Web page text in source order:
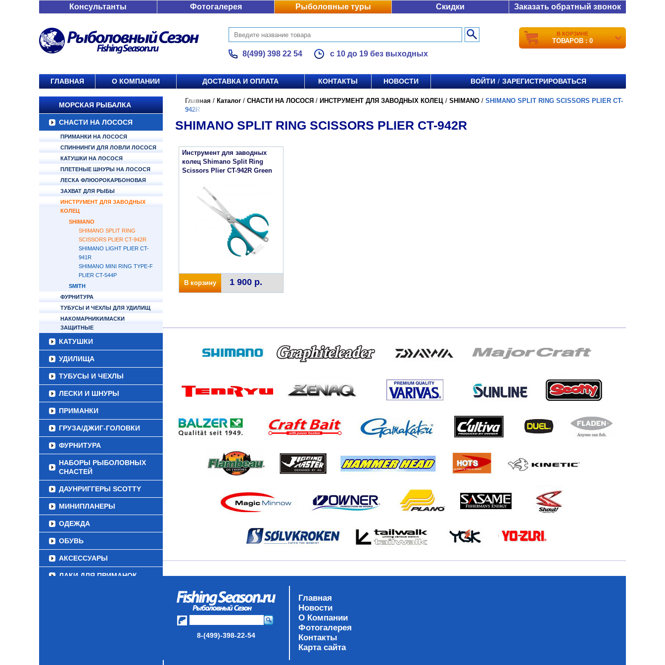
Консультанты Фотогалерея Рыболовные туры Скидки Заказать обратный звонок
8(499) 398 22 54 с 10 до 19 без выходных
В КОРЗИНЕ
ТОВАРОВ : 0
ГЛАВНАЯ О КОМПАНИИ ДОСТАВКА И ОПЛАТА КОНТАКТЫ НОВОСТИ ВОЙТИ / ЗАРЕГИСТРИРОВАТЬСЯ
МОРСКАЯ РЫБАЛКА
СНАСТИ НА ЛОСОСЯ
ПРИМАНКИ НА ЛОСОСЯ
СПИННИНГИ ДЛЯ ЛОВЛИ ЛОСОСЯ
КАТУШКИ НА ЛОСОСЯ
ПЛЕТЕНЫЕ ШНУРЫ НА ЛОСОСЯ
ЛЕСКА ФЛЮОРОКАРБОНОВАЯ
ЗАХВАТ ДЛЯ РЫБЫ
ИНСТРУМЕНТ ДЛЯ ЗАВОДНЫХ
КОЛЕЦ
SHIMANO
SHIMANO SPLIT RING
SCISSORS PLIER CT-942R
SHIMANO LIGHT PLIER CT-
941R
SHIMANO MINI RING TYPE-F
PLIER CT-544P
SMITH
ФУРНИТУРА
ТУБУСЫ И ЧЕХЛЫ ДЛЯ УДИЛИЩ
НАКОМАРНИКИ/МАСКИ
ЗАЩИТНЫЕ
КАТУШКИ
УДИЛИЩА
ТУБУСЫ И ЧЕХЛЫ
ЛЕСКИ И ШНУРЫ
ПРИМАНКИ
ГРУЗА/ДЖИГ-ГОЛОВКИ
ФУРНИТУРА
НАБОРЫ РЫБОЛОВНЫХ
СНАСТЕЙ
ДАУНРИГГЕРЫ SCOTTY
МИНИПЛАНЕРЫ
ОДЕЖДА
ОБУВЬ
АКСЕССУАРЫ
ЛАКИ ДЛЯ ПРИМАНОК
Главная / Каталог / СНАСТИ НА ЛОСОСЯ / ИНСТРУМЕНТ ДЛЯ ЗАВОДНЫХ КОЛЕЦ / SHIMANO / SHIMANO SPLIT RING SCISSORS PLIER CT-
942R
SHIMANO SPLIT RING SCISSORS PLIER CT-942R
Инструмент для заводных
колец Shimano Split Ring
Scissors Plier CT-942R Green
В корзину 1 900 р.
8-(499)-398-22-54
Главная
Новости
О Компании
Фотогалерея
Контакты
Карта сайта